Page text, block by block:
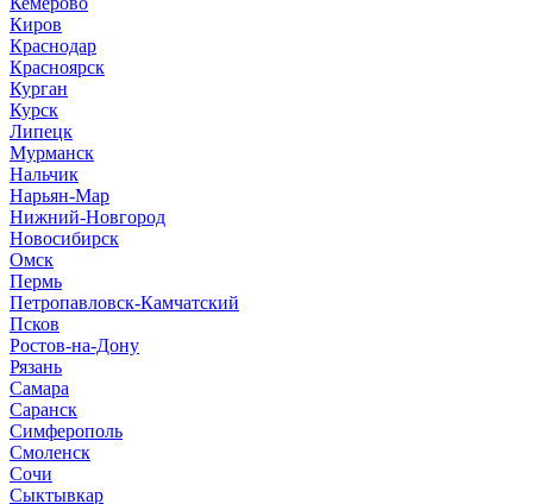
Киров
Краснодар
Красноярск
Курган
Курск
Липецк
Мурманск
Нальчик
Нарьян-Мар
Нижний-Новгород
Новосибирск
Омск
Пермь
Петропавловск-Камчатский
Псков
Ростов-на-Дону
Рязань
Самара
Саранск
Симферополь
Смоленск
Сочи
Сыктывкар